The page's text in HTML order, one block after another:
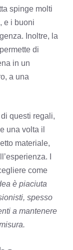
spinge molti
e i buoni
Inoltre, la
di
in un
a una
questi regali,
una volta il
materiale,
I
come
è piaciuta
spesso
a mantenere